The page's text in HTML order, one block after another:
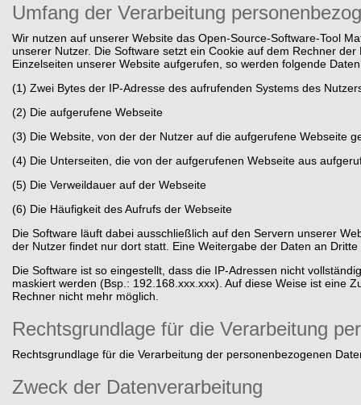
Umfang der Verarbeitung
Wir nutzen auf unserer Website das Open-Source-Software-Tool
unserer Nutzer. Die Software setzt ein Cookie auf dem Rechner
Einzelseiten unserer Website aufgerufen, so werden folgende
(1) Zwei Bytes der IP-Adresse des aufrufenden Systems des
(2) Die aufgerufene Webseite
(3) Die Website, von der der Nutzer auf die aufgerufene Webseite
(4) Die Unterseiten, die von der aufgerufenen Webseite aus
(5) Die Verweildauer auf der Webseite
(6) Die Häufigkeit des Aufrufs der Webseite
Die Software läuft dabei ausschließlich auf den Servern unserer
der Nutzer findet nur dort statt. Eine Weitergabe der Daten an
Die Software ist so eingestellt, dass die IP-Adressen nicht
maskiert werden (Bsp.: 192.168.xxx.xxx). Auf diese Weise ist eine
Rechner nicht mehr möglich.
Rechtsgrundlage für die Verarbeitung
Rechtsgrundlage für die Verarbeitung der personenbezogenen
Zweck der Datenverarbeitung